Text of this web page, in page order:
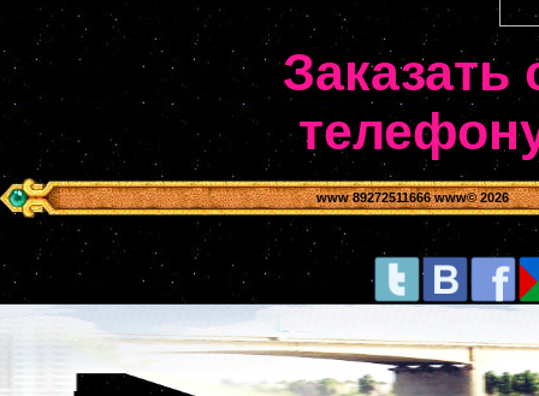
www 89272511666 www© 2026